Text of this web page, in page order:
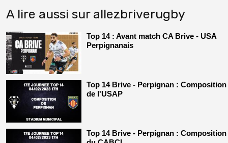
A lire aussi sur allezbriverugby
Top 14 : Avant match CA Brive - USA
Perpignanais
Top 14 Brive - Perpignan : Composition
de l'USAP
Top 14 Brive - Perpignan : Composition